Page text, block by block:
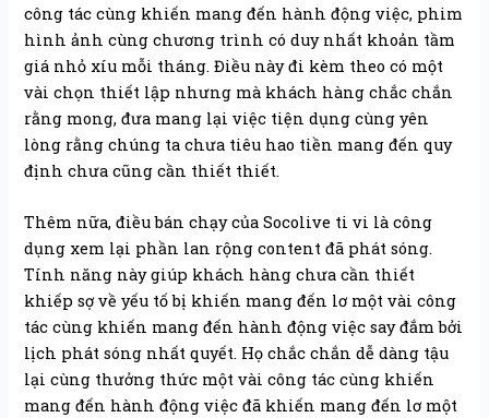
công tác cùng khiến mang đến hành động việc, phim
hình ảnh cùng chương trình có duy nhất khoản tầm
giá nhỏ xíu mỗi tháng. Điều này đi kèm theo có một
vài chọn thiết lập nhưng mà khách hàng chắc chắn
rằng mong, đưa mang lại việc tiện dụng cùng yên
lòng rằng chúng ta chưa tiêu hao tiền mang đến quy
định chưa cũng cần thiết thiết.
Thêm nữa, điều bán chạy của Socolive ti vi là công
dụng xem lại phần lan rộng content đã phát sóng.
Tính năng này giúp khách hàng chưa cần thiết
khiếp sợ về yếu tố bị khiến mang đến lơ một vài công
tác cùng khiến mang đến hành động việc say đắm bởi
lịch phát sóng nhất quyết. Họ chắc chắn dễ dàng tậu
lại cùng thưởng thức một vài công tác cùng khiến
mang đến hành động việc đã khiến mang đến lơ một